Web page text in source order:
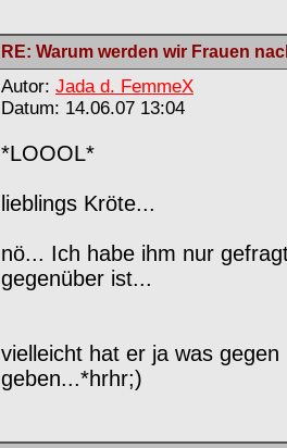
RE: Warum werden wir Frauen
Autor: Jada d. FemmeX
Datum: 14.06.07 13:04
*LOOOL*
lieblings Kröte...
nö... Ich habe ihm nur
gegenüber ist...
vielleicht hat er ja was
geben...*hrhr;)